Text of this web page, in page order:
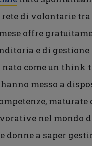
di volontarie
offre
e di gestione
nato come un think
messo a
nel mondo
donne a saper